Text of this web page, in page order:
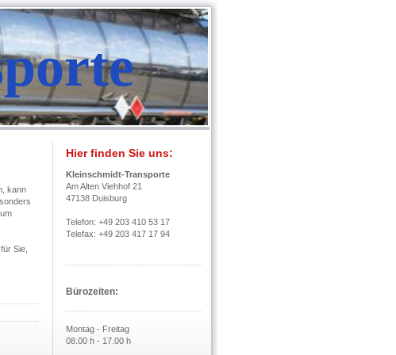
kann
Sie,
Hier finden Sie uns:
Kleinschmidt-Transporte
Am Alten Viehhof 21
47138 Duisburg
Telefon: +49 203 410 53 17
Telefax: +49 203 417 17 94
Bürozeiten:
Montag - Freitag
08.00 h - 17.00 h